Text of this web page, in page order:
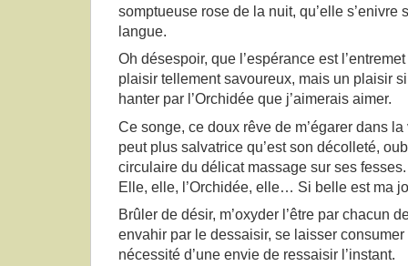
somptueuse rose de la nuit, qu’elle s’enivre
langue.
Oh désespoir, que l’espérance est
plaisir tellement savoureux, mais un plaisir
hanter par l’Orchidée que j’aimerais aimer.
Ce songe, ce doux rêve de m’égarer dans
peut plus salvatrice qu’est son décolleté,
circulaire du délicat massage sur ses fesses.
Elle, elle, l’Orchidée, elle… Si belle est ma
Brûler de désir, m’oxyder l’être par chacun
envahir par le dessaisir, se laisser consumer
nécessité d’une envie de ressaisir l’instant.